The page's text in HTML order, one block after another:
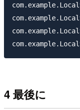
4 最後に